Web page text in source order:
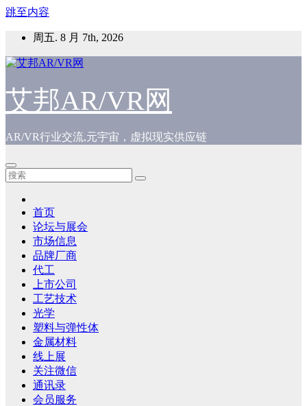
跳至内容
周五. 8 月 7th, 2026
艾邦AR/VR网
AR/VR行业交流,元宇宙，虚拟现实供应链
首页
论坛与展会
市场信息
品牌厂商
代工
上市公司
工艺技术
光学
塑料与弹性体
金属材料
线上展
关注微信
通讯录
会员服务